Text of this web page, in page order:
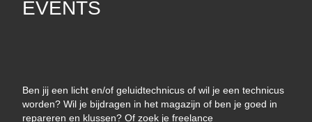
EVENTS
Ben jij een licht en/of geluidtechnicus of wil je een technicus
worden? Wil je bijdragen in het magazijn of ben je goed in
repareren en klussen? Of zoek je freelance